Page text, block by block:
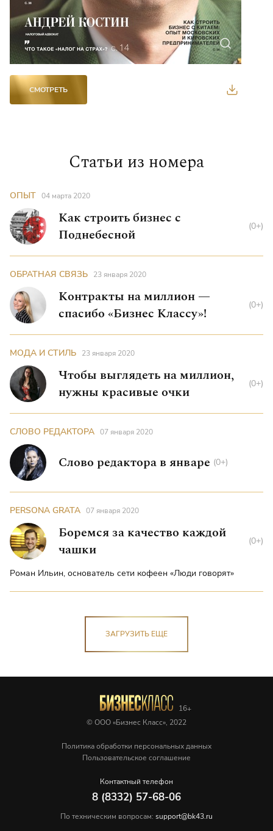
СКАЧАТЬ В
СМОТРЕТЬ
Статьи из номера
ОПЫТ 04 марта 2020
Как строить бизнес с
Поднебесной
(0+)
ОБРАТНАЯ СВЯЗЬ 23 января 2020
Контракты на миллион —
спасибо «Бизнес Классу»!
(0+)
МОДА И СТИЛЬ 23 января 2020
Чтобы выглядеть на миллион,
нужны красивые очки
(0+)
СЛОВО РЕДАКТОРА 07 января 2020
Слово редактора в январе (0+)
PERSONA GRATA 07 января 2020
Боремся за качество каждой
чашки
(0+)
Роман Ильин, основатель сети кофеен «Люди говорят»
ЗАГРУЗИТЬ ЕЩЕ
© ООО «Бизнес Класс», 2022
Политика обработки персональных данных
Пользовательское соглашение
По техническим вопросам: support@bk43.ru
Контактный телефон
8 (8332) 57-68-06